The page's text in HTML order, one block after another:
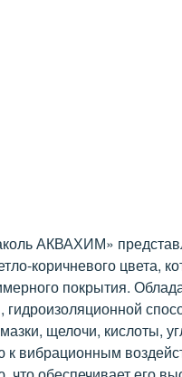
АКВАХИМ»
коричневого цвета,
покрытия.
гидроизоляционной
щелочи, кислоты,
к вибрационным